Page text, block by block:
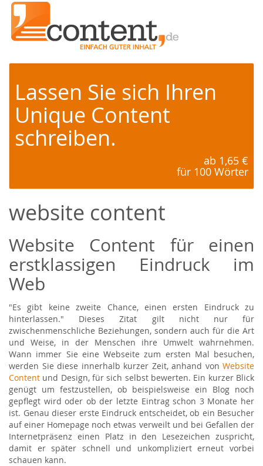
Lassen Sie sich Ihren
Unique Content
schreiben.
ab 1,65 €
für 100 Wörter
website content
Website Content für einen
erstklassigen Eindruck im
Web
"Es gibt keine zweite Chance, einen ersten Eindruck zu
hinterlassen." Dieses Zitat gilt nicht nur für
zwischenmenschliche Beziehungen, sondern auch für die Art
und Weise, in der Menschen ihre Umwelt wahrnehmen.
Wann immer Sie eine Webseite zum ersten Mal besuchen,
werden Sie diese innerhalb kurzer Zeit, anhand von Website
Content und Design, für sich selbst bewerten. Ein kurzer Blick
genügt um festzustellen, ob beispielsweise ein Blog noch
gepflegt wird oder ob der letzte Eintrag schon 3 Monate her
ist. Genau dieser erste Eindruck entscheidet, ob ein Besucher
auf einer Homepage noch etwas verweilt und bei Gefallen der
Internetpräsenz einen Platz in den Lesezeichen zuspricht,
damit er später schnell und unkompliziert erneut vorbei
schauen kann.